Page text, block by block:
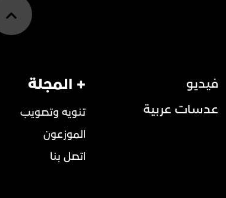
فيديو
عدسات عربية
+ المجلة
تنويه وتصويب
الموزعون
اتصل بنا